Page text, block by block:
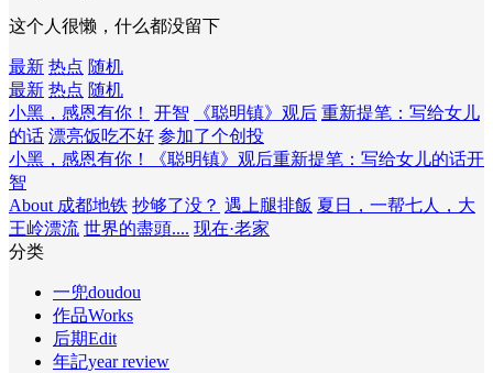
这个人很懒，什么都没留下
最新 热点 随机
最新 热点 随机
小黑，感恩有你！
开智 《聪明镇》观后 重新提笔：写给女儿
的话 漂亮饭吃不好 参加了个创投
小黑，感恩有你！
《聪明镇》观后重新提笔：写给女儿的话开
智
About 成都地铁 抄够了没？ 遇上腿排飯 夏日，一帮七人，大
王岭漂流 世界的盡頭.... 现在·老家
分类
一兜doudou
作品Works
后期Edit
年記year review